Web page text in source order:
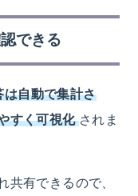
できる
は自動で集計さ
すく可視化されま
共有できるので、